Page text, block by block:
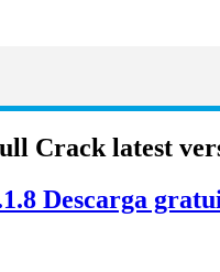
Crack latest
Descarga